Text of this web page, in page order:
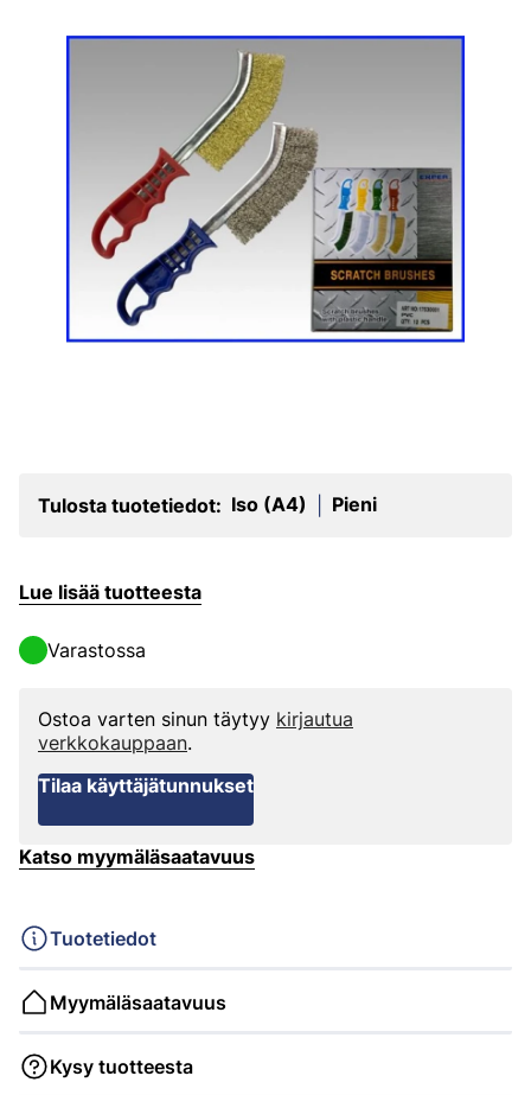
Tulosta tuotetiedot: Iso (A4) Pieni
Lue lisää tuotteesta
Varastossa
Ostoa varten sinun täytyy kirjautua
verkkokauppaan.
Tilaa käyttäjätunnukset
Katso myymäläsaatavuus
Tuotetiedot
Myymäläsaatavuus
Kysy tuotteesta